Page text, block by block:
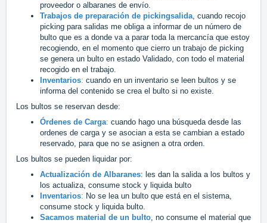
proveedor o albaranes de envío.
Trabajos de preparación de pickingsalida, cuando recojo
picking para salidas me obliga a informar de un número de
bulto que es a donde va a parar toda la mercancía que estoy
recogiendo, en el momento que cierro un trabajo de picking
se genera un bulto en estado Validado, con todo el material
recogido en el trabajo.
Inventarios: cuando en un inventario se leen bultos y se
informa del contenido se crea el bulto si no existe.
Los bultos se reservan desde:
Órdenes de Carga: cuando hago una búsqueda desde las
ordenes de carga y se asocian a esta se cambian a estado
reservado, para que no se asignen a otra orden.
Los bultos se pueden liquidar por:
Actualización de Albaranes: les dan la salida a los bultos y
los actualiza, consume stock y liquida bulto
Inventarios: No se lea un bulto que está en el sistema,
consume stock y liquida bulto.
Sacamos material de un bulto, no consume el material que